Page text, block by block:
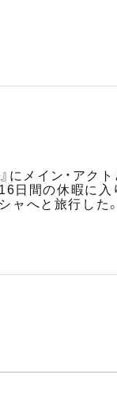
にメイン・アク
日間の休暇に入
ャへと旅行した。